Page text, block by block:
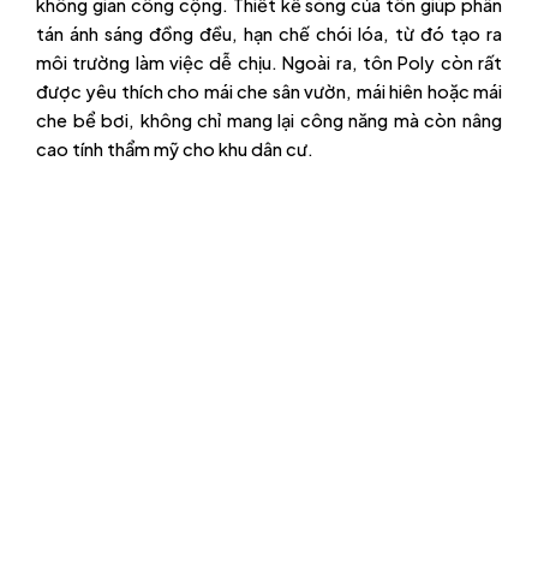
không gian công cộng. Thiết kế sóng của tôn giúp phân
tán ánh sáng đồng đều, hạn chế chói lóa, từ đó tạo ra
môi trường làm việc dễ chịu. Ngoài ra, tôn Poly còn rất
được yêu thích cho mái che sân vườn, mái hiên hoặc mái
che bể bơi, không chỉ mang lại công năng mà còn nâng
cao tính thẩm mỹ cho khu dân cư.